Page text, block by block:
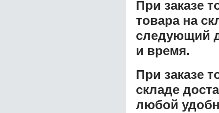
При заказе
товара на
следующий
и время.
При заказе
складе
любой